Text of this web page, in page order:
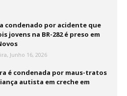
condenado por acidente que
jovens na BR-282 é preso em
Junho 16, 2026
é condenada por maus-tratos
autista em creche em